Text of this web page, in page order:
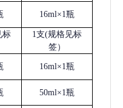
16ml×1瓶
标
1支(规格见标
签）
16ml×1瓶
50ml×1瓶